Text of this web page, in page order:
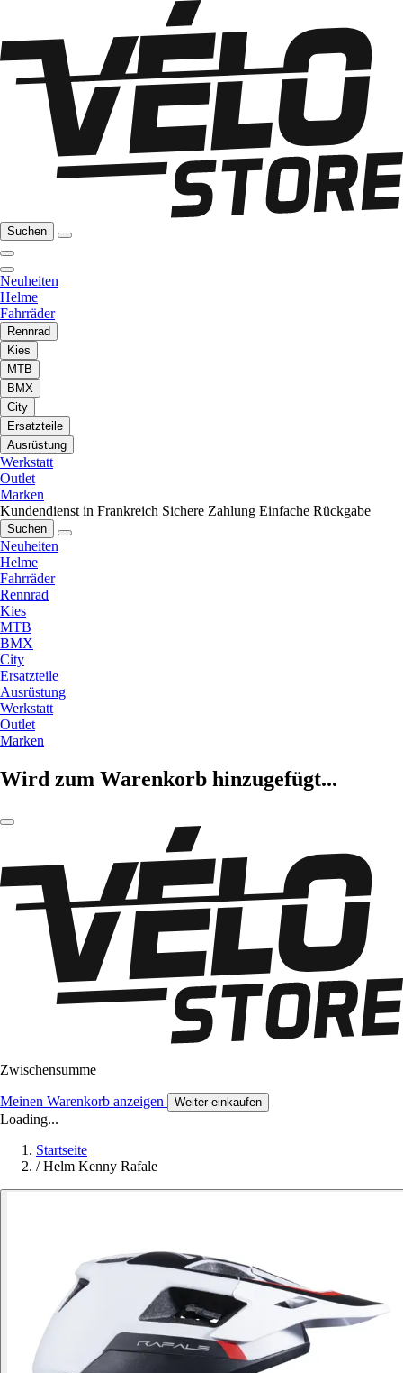
Suchen
Neuheiten
Helme
Fahrräder
Rennrad
Kies
MTB
BMX
City
Ersatzteile
Ausrüstung
Werkstatt
Outlet
Marken
Kundendienst in Frankreich Sichere Zahlung Einfache Rückgabe
Suchen
Neuheiten
Helme
Fahrräder
Rennrad
Kies
MTB
BMX
City
Ersatzteile
Ausrüstung
Werkstatt
Outlet
Marken
Wird zum Warenkorb hinzugefügt...
Zwischensumme
Meinen Warenkorb anzeigen Weiter einkaufen
Loading...
Startseite
/ Helm Kenny Rafale